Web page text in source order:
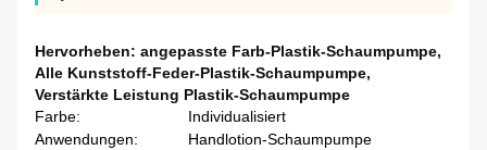
Hervorheben: angepasste Farb-Plastik-Schaumpumpe,
Alle Kunststoff-Feder-Plastik-Schaumpumpe,
Verstärkte Leistung Plastik-Schaumpumpe
Farbe:
Individualisiert
Anwendungen:
Handlotion-Schaumpumpe